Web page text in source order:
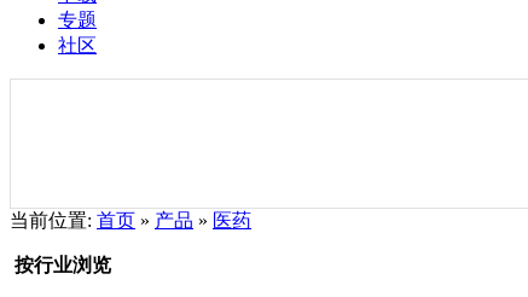
专题
社区
当前位置: 首页 » 产品 » 医药
按行业浏览